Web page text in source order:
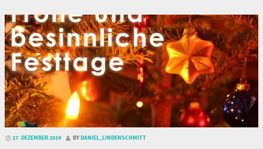
17. DEZEMBER 2014 BYDANIEL_LINDENSCHMITT